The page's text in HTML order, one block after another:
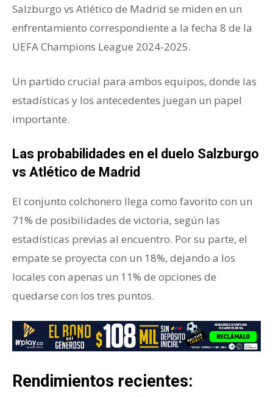
Salzburgo vs Atlético de Madrid se miden en un
enfrentamiento correspondiente a la fecha 8 de la
UEFA Champions League 2024-2025.
Un partido crucial para ambos equipos, donde las
estadísticas y los antecedentes juegan un papel
importante.
Las probabilidades en el duelo Salzburgo
vs Atlético de Madrid
El conjunto colchonero llega como favorito con un
71% de posibilidades de victoria, según las
estadísticas previas al encuentro. Por su parte, el
empate se proyecta con un 18%, dejando a los
locales con apenas un 11% de opciones de
quedarse con los tres puntos.
Rendimientos recientes: